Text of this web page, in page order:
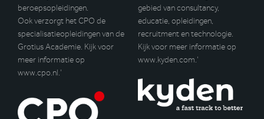
beroepsopleidingen.
Ook verzorgt het CPO de
specialisatieopleidingen van de
Grotius Academie. Kijk voor
meer informatie op
www.cpo.nl.’
gebied van consultancy,
educatie, opleidingen,
recruitment en technologie.
Kijk voor meer informatie op
www.kyden.com.’